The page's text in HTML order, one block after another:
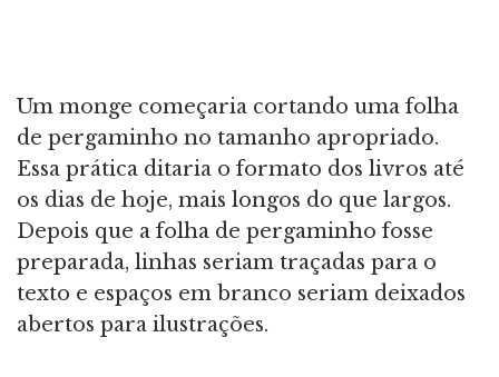
Um monge começaria cortando uma folha
de pergaminho no tamanho apropriado.
Essa prática ditaria o formato dos livros até
os dias de hoje, mais longos do que largos.
Depois que a folha de pergaminho fosse
preparada, linhas seriam traçadas para o
texto e espaços em branco seriam deixados
abertos para ilustrações.